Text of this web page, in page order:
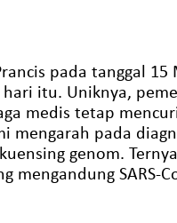
pada tanggal 15
itu. Uniknya,
medis tetap
pada
genom.
mengandung SARS-